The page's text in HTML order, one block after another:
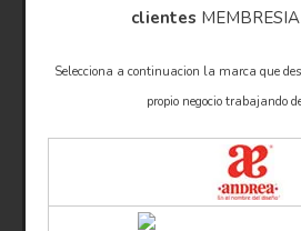
clientes
Selecciona a continuacion la marca que
propio negocio trabajando